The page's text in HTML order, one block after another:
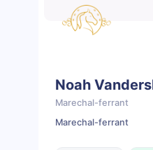
Noah
Marechal-ferrant
Marechal-ferrant